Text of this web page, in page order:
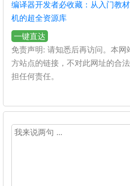
编译器开发者必收藏：从入门教
机的超全资源库
一键直达
免责声明: 请知悉后再访问。本网
方站点的链接，不对此网址的合
担任何责任。